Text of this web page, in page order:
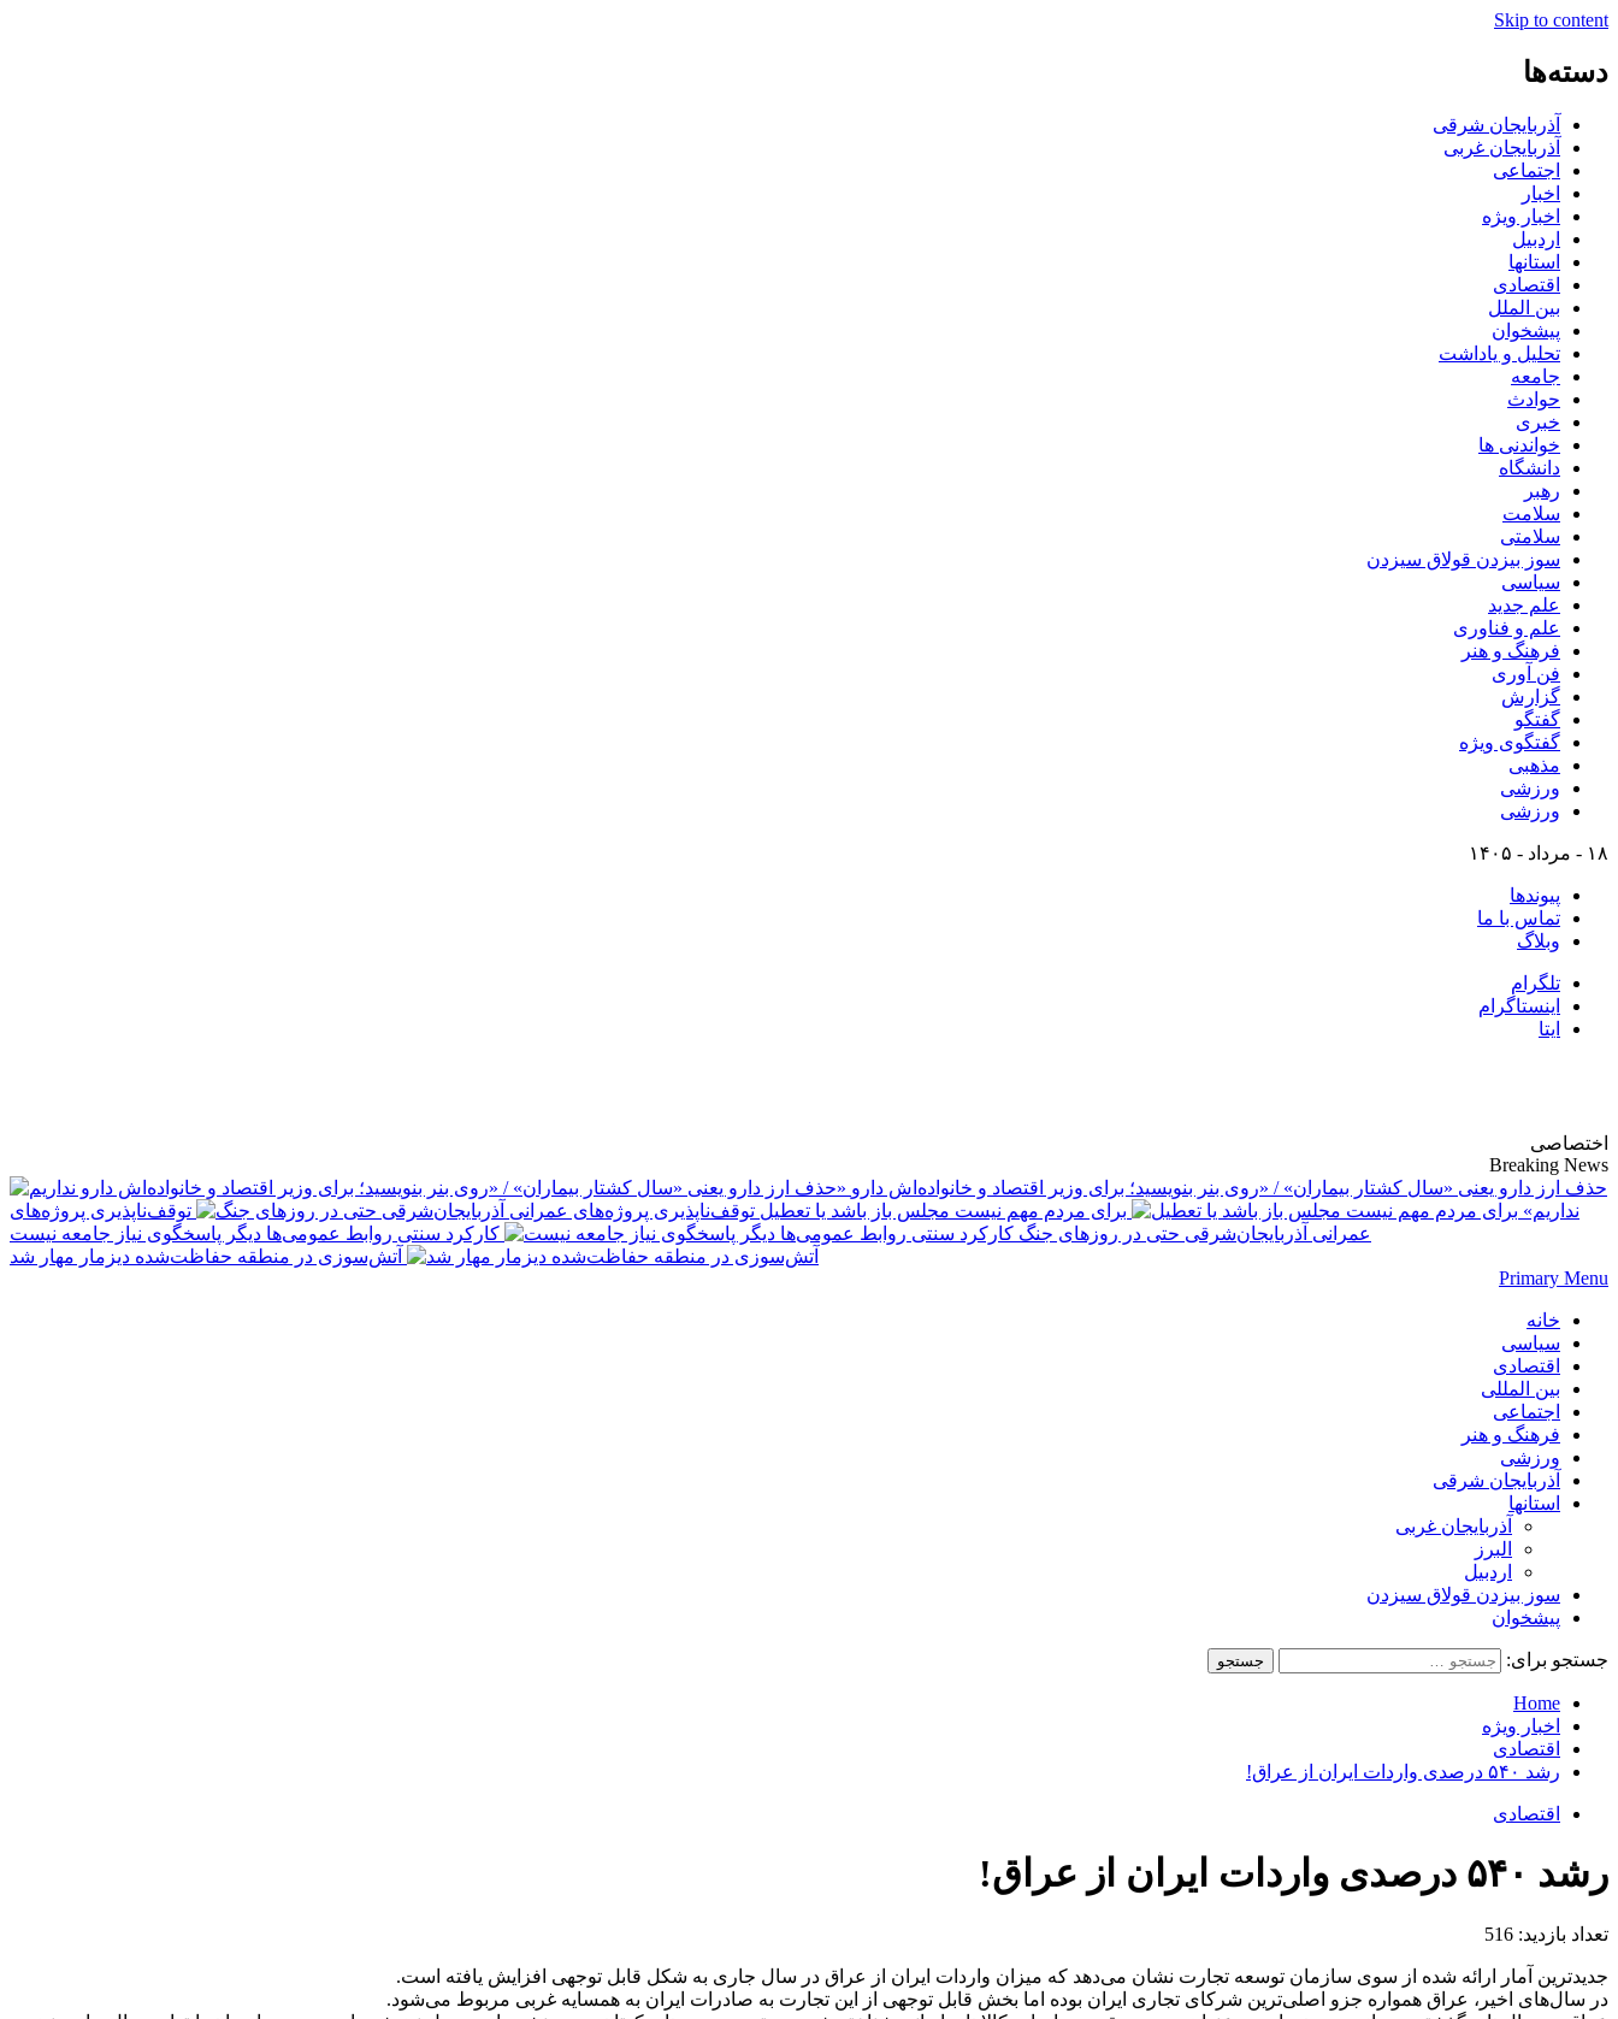
Skip to content
دسته‌ها
آذربایجان شرقی
آذربایجان غربی
اجتماعی
اخبار
اخبار ویژه
اردبیل
استانها
اقتصادی
بین الملل
پیشخوان
تحلیل و یاداشت
جامعه
حوادث
خبری
خواندنی ها
دانشگاه
رهبر
سلامت
سلامتی
سوز بیزدن قولاق سیزدن
سیاسی
علم جدید
علم و فناوری
فرهنگ و هنر
فن آوری
گزارش
گفتگو
گفتگوی ویژه
مذهبی
ورزشی
ورزشی
۱۸ - مرداد - ۱۴۰۵
پیوندها
تماس با ما
وبلاگ
تلگرام
اینستاگرام
ایتا
اختصاصی
Breaking News
حذف ارز دارو یعنی «سال کشتار بیماران» / «روی بنر بنویسید؛ برای وزیر اقتصاد و خانواده‌اش دارو
نداریم»
برای مردم مهم نیست مجلس باز باشد یا تعطیل
توقف‌ناپذیری پروژه‌های
عمرانی آذربایجان‌شرقی حتی در روزهای جنگ
کارکرد سنتی روابط عمومی‌ها دیگر پاسخگوی نیاز جامعه نیست
آتش‌سوزی در منطقه حفاظت‌شده دیزمار مهار شد
Primary Menu
خانه
سیاسی
اقتصادی
بین المللی
اجتماعی
فرهنگ و هنر
ورزشی
آذربایجان شرقی
استانها
آذربایجان غربی
البرز
اردبیل
سوز بیزدن قولاق سیزدن
پیشخوان
جستجو برای:
Home
اخبار ویژه
اقتصادی
رشد ۵۴۰ درصدی واردات ایران از عراق!
اقتصادی
رشد ۵۴۰ درصدی واردات ایران از عراق!
تعداد بازدید: 516
جدیدترین آمار ارائه شده از سوی سازمان توسعه تجارت نشان می‌دهد که میزان واردات ایران از عراق در سال جاری به شکل قابل توجهی افزایش یافته است.
در سال‌های اخیر، عراق همواره جزو اصلی‌ترین شرکای تجاری ایران بوده اما بخش قابل توجهی از این تجارت به صادرات ایران به همسایه غربی مربوط می‌شود.